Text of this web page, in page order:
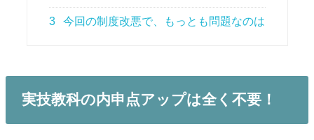
3 今回の制度改悪で、もっとも問題なのは
実技教科の内申点アップは全く不要！